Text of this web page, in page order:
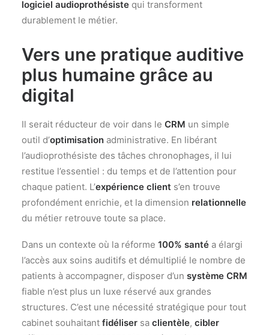
logiciel audioprothésiste qui transforment
durablement le métier.
Vers une pratique auditive
plus humaine grâce au
digital
Il serait réducteur de voir dans le CRM un simple
outil d’optimisation administrative. En libérant
l’audioprothésiste des tâches chronophages, il lui
restitue l’essentiel : du temps et de l’attention pour
chaque patient. L’expérience client s’en trouve
profondément enrichie, et la dimension relationnelle
du métier retrouve toute sa place.
Dans un contexte où la réforme 100% santé a élargi
l’accès aux soins auditifs et démultiplié le nombre de
patients à accompagner, disposer d’un système CRM
fiable n’est plus un luxe réservé aux grandes
structures. C’est une nécessité stratégique pour tout
cabinet souhaitant fidéliser sa clientèle, cibler